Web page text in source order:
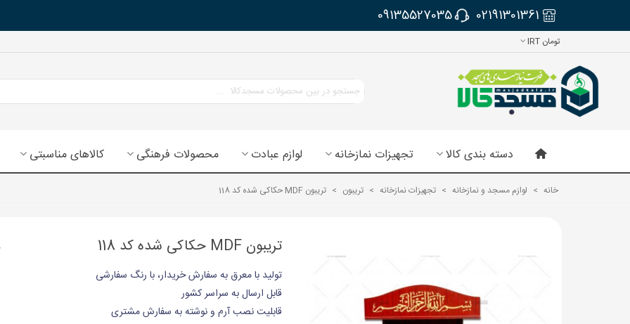
02191301361
09135527035
تومان IRT
دسته بندی کالا تجهیزات نمازخانه لوازم عبادت محصولات فرهنگی کالاهای مناسبتی
خانه > لوازم مسجد و نمازخانه > تجهیزات نمازخانه > تریبون > تریبون MDF حکاکی شده کد 118
تریبون MDF حکاکی شده کد 118
تولید با معرق به سفارش خریدار، با رنگ سفارشی
قابل ارسال به سراسر کشور
قابلیت نصب آرم و نوشته به سفارش مشتری